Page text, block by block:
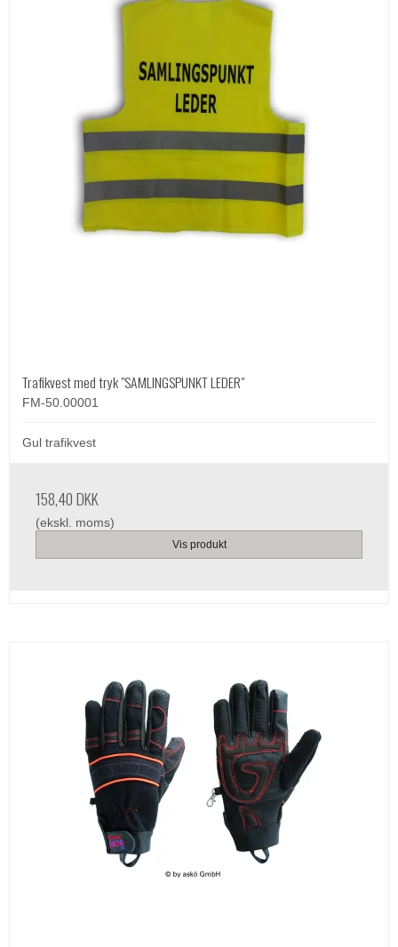
Trafikvest med tryk "SAMLINGSPUNKT LEDER"
FM-50.00001
Gul trafikvest
158,40 DKK
(ekskl. moms)
Vis produkt